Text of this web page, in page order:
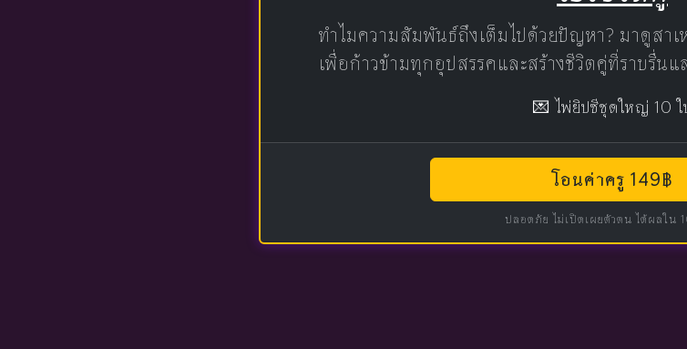
ทำไมความสัมพันธ์ถึงเต็มไปด้วยปัญหา? มาดูสาเ
เพื่อก้าวข้ามทุกอุปสรรคและสร้างชีวิตคู่ที่ราบรื่นแ
💌 ไพ่ยิปซีชุดใหญ่ 10 ใ
โอนค่าครู 149฿
ปลอดภัย ไม่เปิดเผยตัวตน ได้ผลใน